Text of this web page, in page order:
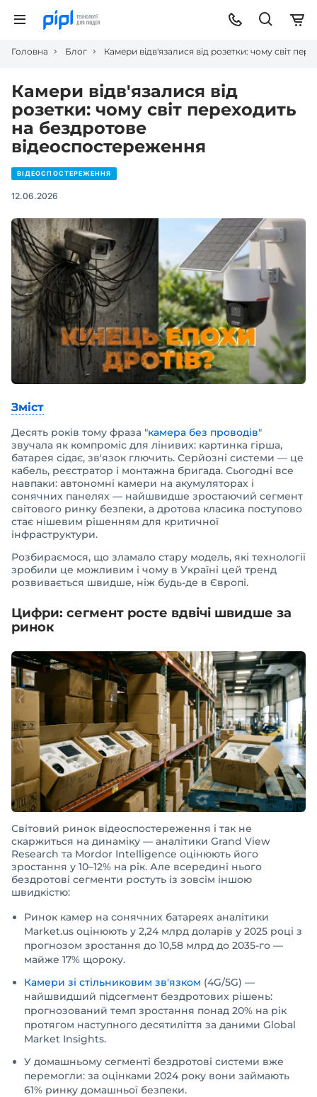
Головна Блог Камери відв'язалися від розетки: чому світ
Камери відв'язалися від
розетки: чому світ переходить
на бездротове
відеоспостереження
ВІДЕОСПОСТЕРЕЖЕННЯ
12.06.2026
Зміст
Десять років тому фраза "камера без проводів"
звучала як компроміс для лінивих: картинка гірша,
батарея сідає, зв'язок глючить. Серйозні системи — це
кабель, реєстратор і монтажна бригада. Сьогодні все
навпаки: автономні камери на акумуляторах і
сонячних панелях — найшвидше зростаючий сегмент
світового ринку безпеки, а дротова класика поступово
стає нішевим рішенням для критичної
інфраструктури.
Розбираємося, що зламало стару модель, які технології
зробили це можливим і чому в Україні цей тренд
розвивається швидше, ніж будь-де в Європі.
Цифри: сегмент росте вдвічі швидше за
ринок
Світовий ринок відеоспостереження і так не
скаржиться на динаміку — аналітики Grand View
Research та Mordor Intelligence оцінюють його
зростання у 10–12% на рік. Але всередині нього
бездротові сегменти ростуть із зовсім іншою
швидкістю:
Ринок камер на сонячних батареях аналітики
Market.us оцінюють у 2,24 млрд доларів у 2025 році з
прогнозом зростання до 10,58 млрд до 2035-го —
майже 17% щороку.
Камери зі стільниковим зв'язком (4G/5G) —
найшвидший підсегмент бездротових рішень:
прогнозований темп зростання понад 20% на рік
протягом наступного десятиліття за даними Global
Market Insights.
У домашньому сегменті бездротові системи вже
перемогли: за оцінками 2024 року вони займають
61% ринку домашньої безпеки.